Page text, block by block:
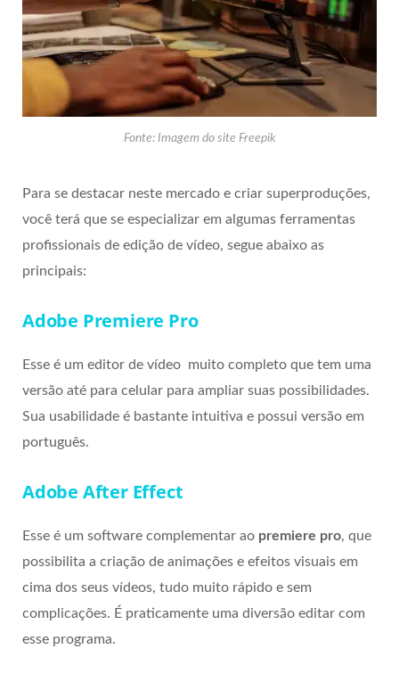
Fonte: Imagem do site Freepik
Para se destacar neste mercado e criar superproduções,
você terá que se especializar em algumas ferramentas
profissionais de edição de vídeo, segue abaixo as
principais:
Adobe Premiere Pro
Esse é um editor de vídeo muito completo que tem uma
versão até para celular para ampliar suas possibilidades.
Sua usabilidade é bastante intuitiva e possui versão em
português.
Adobe After Effect
Esse é um software complementar ao premiere pro, que
possibilita a criação de animações e efeitos visuais em
cima dos seus vídeos, tudo muito rápido e sem
complicações. É praticamente uma diversão editar com
esse programa.